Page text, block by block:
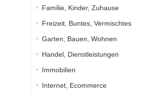
Familie, Kinder, Zuhause
Freizeit, Buntes, Vermischtes
Garten, Bauen, Wohnen
Handel, Dienstleistungen
Immobilien
Internet, Ecommerce